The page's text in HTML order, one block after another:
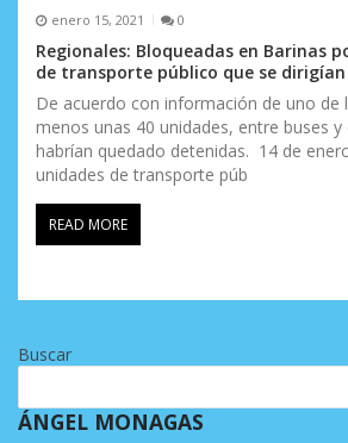
enero 15, 2021 0
Regionales: Bloqueadas en Barinas
de transporte público que se
De acuerdo con información de uno de
menos unas 40 unidades, entre buses
habrían quedado detenidas. 14 de
unidades de transporte púb
READ MORE
Buscar
ÁNGEL MONAGAS